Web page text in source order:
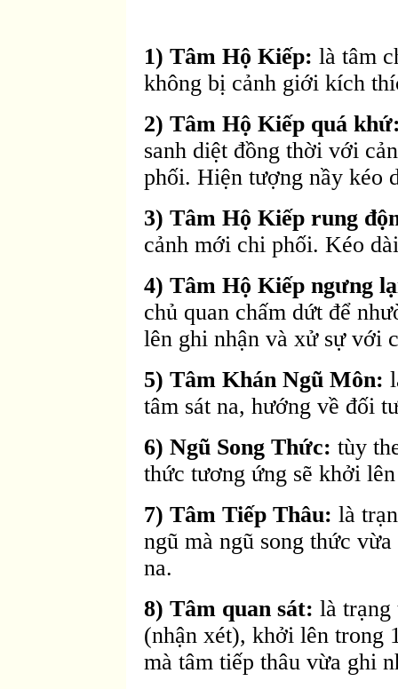
1) Tâm Hộ Kiếp: là tâm
không bị cảnh giới kích
2) Tâm Hộ Kiếp quá
sanh diệt đồng thời với
phối. Hiện tượng nầy kéo
3) Tâm Hộ Kiếp rung
cảnh mới chi phối. Kéo
4) Tâm Hộ Kiếp ngưng
chủ quan chấm dứt để
lên ghi nhận và xử sự với
5) Tâm Khán Ngũ Môn:
tâm sát na, hướng về đối
6) Ngũ Song Thức: tùy
thức tương ứng sẽ khởi
7) Tâm Tiếp Thâu: là
ngũ mà ngũ song thức
na.
8) Tâm quan sát: là trạng
(nhận xét), khởi lên trong
mà tâm tiếp thâu vừa ghi